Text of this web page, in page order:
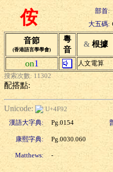
侒 部首:
大五碼:
音節
(香港語言學學會)
粵
音
& 根據
on1 人文電算
搜索次數: 11302
配搭點:
Unicode:
U+4F92
漢語大字典:
Pg.0154
康熙字典: Pg.0030.060
Matthews: -